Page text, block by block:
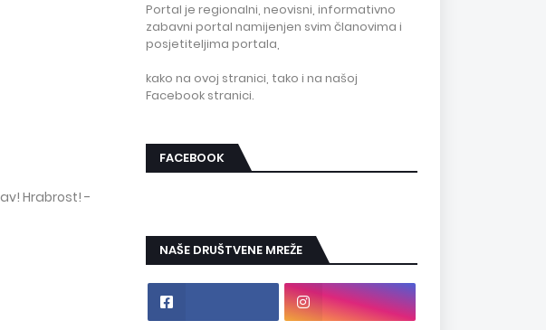
Hrabrost! -
Portal je regionalni, neovisni, informativno
zabavni portal namijenjen svim članovima i
posjetiteljima portala,
kako na ovoj stranici, tako i na našoj
Facebook stranici.
FACEBOOK
NAŠE DRUŠTVENE MREŽE